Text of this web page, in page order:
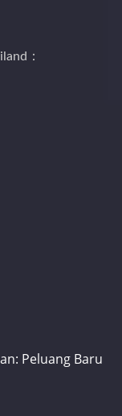
：
Peluang Baru